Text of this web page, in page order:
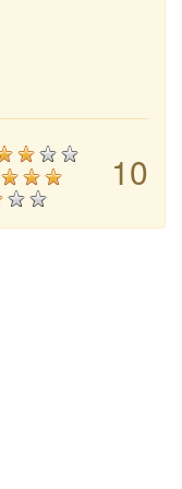
10